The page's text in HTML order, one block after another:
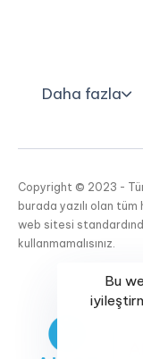
Daha fazla
Copyright © 2023 -
burada yazılı olan
web sitesi
kullanmamalısınız.
Bu